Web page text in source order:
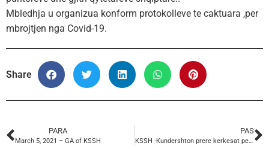
Mbledhja u organizua konform protokolleve te caktuara ,per
mbrojtjen nga Covid-19.
Share
PARA
March 5, 2021 – GA of KSSH
PAS
KSSH -Kundershton prere kerkesat per perdorim te vaksines Ruse , Kineze , Vietnaneze etj. anti Covid19.